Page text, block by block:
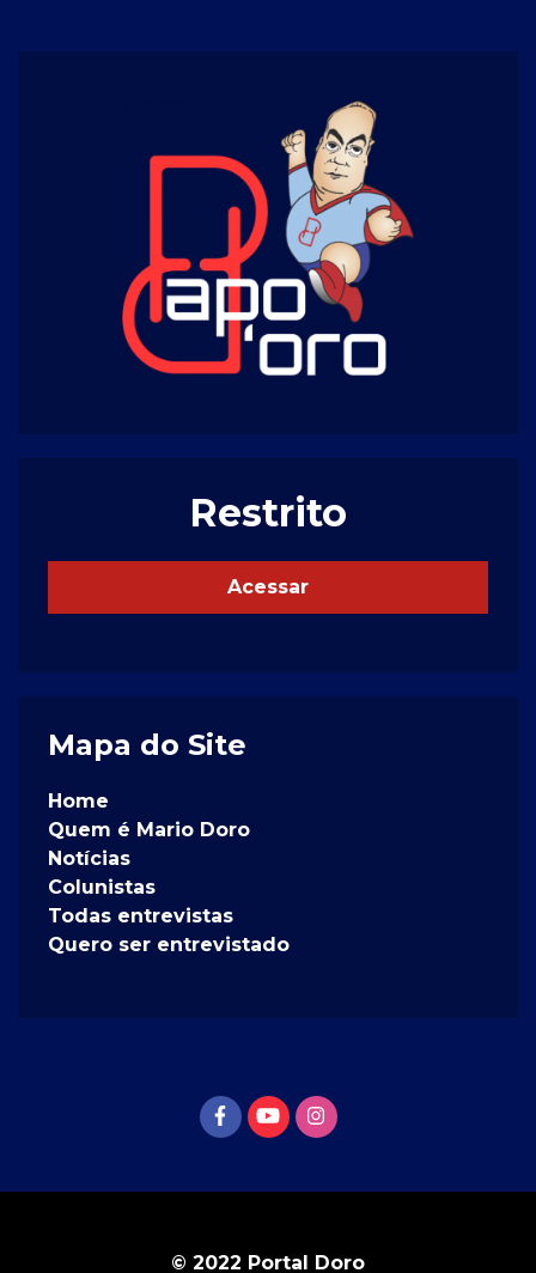
Restrito
Acessar
Mapa do Site
Home
Quem é Mario Doro
Notícias
Colunistas
Todas entrevistas
Quero ser entrevistado
© 2022 Portal Doro